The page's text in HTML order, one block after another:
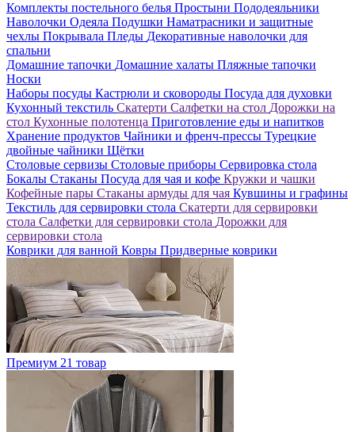
Комплекты постельного белья Простыни Пододеяльники
Наволочки Одеяла Подушки Наматрасники и защитные
чехлы Покрывала Пледы Декоративные наволочки для
спальни
Домашние тапочки Домашние халаты Пляжные тапочки
Носки
Наборы посуды Кастрюли и сковороды Посуда для духовки
Кухонный текстиль Скатерти Салфетки на стол Дорожки на
стол Кухонные полотенца Приготовление еды и напитков
Хранение продуктов Чайники и френч-прессы Турецкие
двойные чайники Щётки
Столовые сервизы Столовые приборы Сервировка стола
Бокалы Стаканы Посуда для чая и кофе Кружки и чашки
Кофейные пары Стаканы армуды для чая Кувшины и графины
Текстиль для сервировки стола Скатерти для сервировки
стола Салфетки для сервировки стола Дорожки для
сервировки стола
Коврики для ванной Ковры Придверные коврики
Премиум 21 товар